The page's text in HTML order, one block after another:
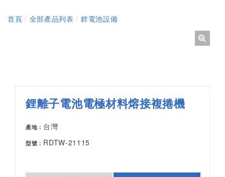
首頁 / 全部產品列表 / 鋰電池設備
鋰離子電池電極材料熔接複捲機
產地： 台灣
型號： RDTW-21115